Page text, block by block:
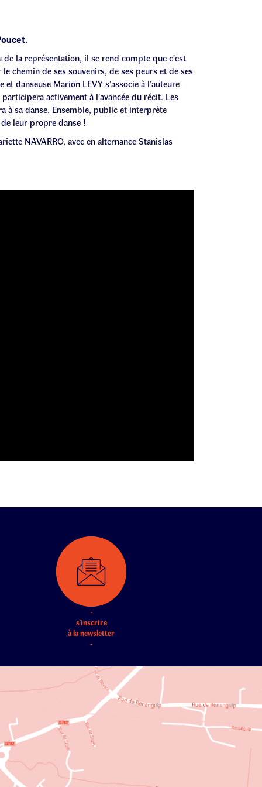
la représentation, il se rend compte que c’est
chemin de ses souvenirs, de ses peurs et de ses
danseuse Marion LEVY s’associe à l’auteure
activement à l’avancée du récit. Les
à sa danse. Ensemble, public et interprète
leur propre danse !
NAVARRO, avec en alternance Stanislas
-
s'inscrire
à la newsletter
-